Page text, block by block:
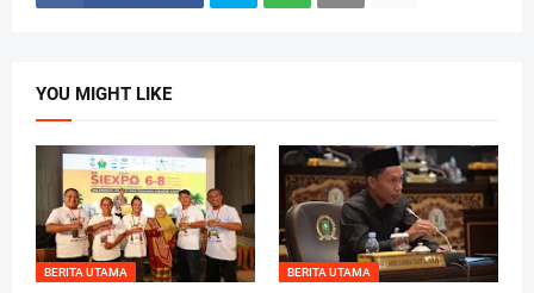
YOU MIGHT LIKE
BERITA UTAMA BERITA UTAMA